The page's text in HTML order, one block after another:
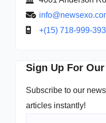
+(15) 718-999-
Sign Up For
Subscribe to our
articles instantly!